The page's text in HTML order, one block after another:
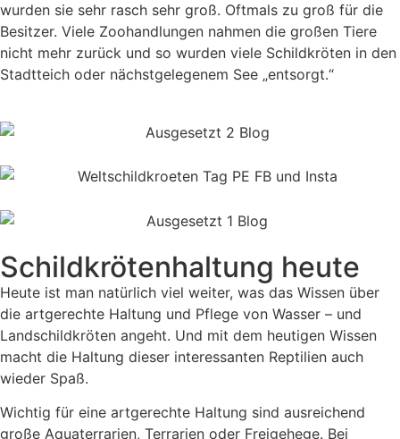
wurden sie sehr rasch sehr groß. Oftmals zu groß für die
Besitzer. Viele Zoohandlungen nahmen die großen Tiere
nicht mehr zurück und so wurden viele Schildkröten in den
Stadtteich oder nächstgelegenem See „entsorgt.“
Schildkrötenhaltung heute
Heute ist man natürlich viel weiter, was das Wissen über
die artgerechte Haltung und Pflege von Wasser – und
Landschildkröten angeht. Und mit dem heutigen Wissen
macht die Haltung dieser interessanten Reptilien auch
wieder Spaß.
Wichtig für eine artgerechte Haltung sind ausreichend
große Aquaterrarien, Terrarien oder Freigehege. Bei